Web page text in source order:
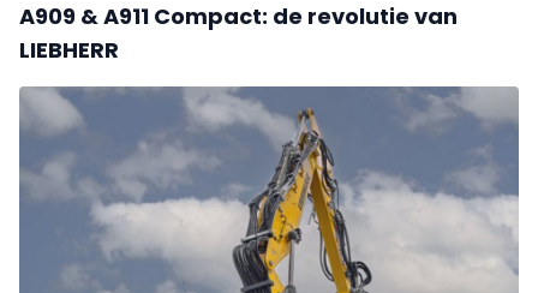
A909 & A911 Compact: de revolutie van
LIEBHERR